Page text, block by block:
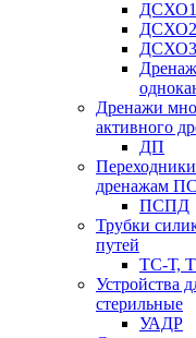
ДСХО3
Дренажи
активного
ДП
дренажам
ПСПД
Трубки
путей
ТС-Т,
Устройства
стерильные
УАДР